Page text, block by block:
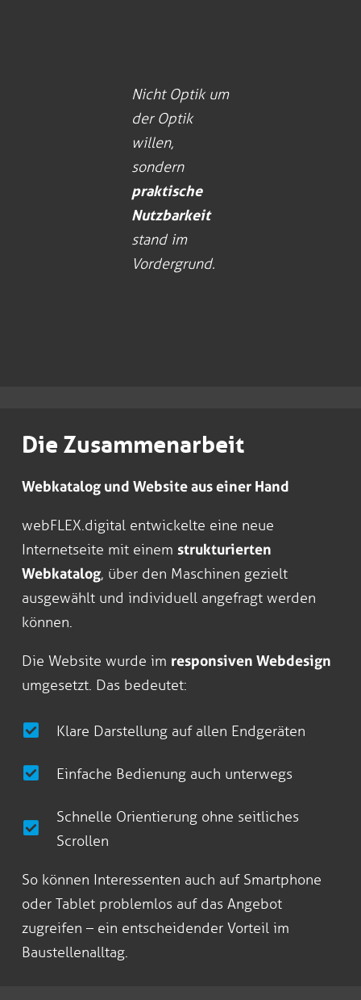
Nicht Optik um
der Optik
willen,
sondern
praktische
Nutzbarkeit
stand im
Vordergrund.
Die Zusammenarbeit
Webkatalog und Website aus einer Hand
webFLEX.digital entwickelte eine neue
Internetseite mit einem strukturierten
Webkatalog, über den Maschinen gezielt
ausgewählt und individuell angefragt werden
können.
Die Website wurde im responsiven Webdesign
umgesetzt. Das bedeutet:
Klare Darstellung auf allen Endgeräten
Einfache Bedienung auch unterwegs
Schnelle Orientierung ohne seitliches
Scrollen
So können Interessenten auch auf Smartphone
oder Tablet problemlos auf das Angebot
zugreifen – ein entscheidender Vorteil im
Baustellenalltag.